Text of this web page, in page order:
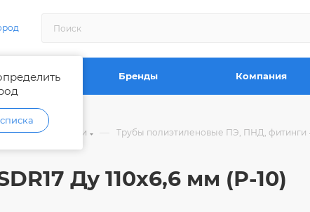
купить Бренды Компания
шланги — Трубы полиэтиленовые ПЭ, ПНД, фитинги
Ду 110х6,6 мм (Р-10)